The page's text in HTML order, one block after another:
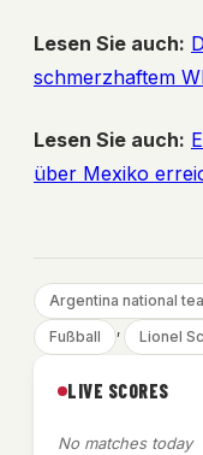
Lesen Sie auch:
schmerzhaftem
Lesen Sie auch:
über Mexiko
Argentina national
Fußball , Lionel
LIVE SCORES
No matches today